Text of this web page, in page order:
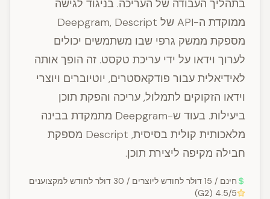
בתהליך העבודה של העריכה. בניגוד לגישה
ממוקדת ה-API של Deepgram, Descript
מספקת ממשק גרפי שבו משתמשים יכולים
לערוך וידאו על ידי עריכת טקסט. זה הופך אותה
לאידיאלית עבור פודקאסטרים, יוטיוברים ויוצרי
וידאו הזקוקים לתמלול, עריכה והפקת תוכן
ביעילות. בעוד ש-Deepgram מתמקדת בבינה
מלאכותית קולית בסיסית, Descript מספקת
חבילה מקיפה ליצירת תוכן.
חינם / 15 דולר לחודש ליוצרים / 30 דולר לחודש למקצוענים
4.5/5 (G2)